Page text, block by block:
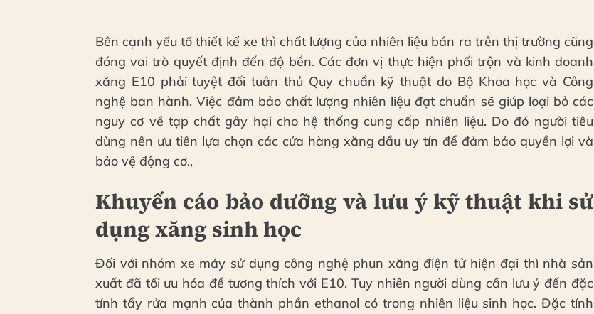
Bên cạnh yếu tố thiết kế xe thì chất lượng của nhiên liệu bán ra trên thị trường cũng
đóng vai trò quyết định đến độ bền. Các đơn vị thực hiện phối trộn và kinh doanh
xăng E10 phải tuyệt đối tuân thủ Quy chuẩn kỹ thuật do Bộ Khoa học và Công
nghệ ban hành. Việc đảm bảo chất lượng nhiên liệu đạt chuẩn sẽ giúp loại bỏ các
nguy cơ về tạp chất gây hại cho hệ thống cung cấp nhiên liệu. Do đó người tiêu
dùng nên ưu tiên lựa chọn các cửa hàng xăng dầu uy tín để đảm bảo quyền lợi và
bảo vệ động cơ.,
Khuyến cáo bảo dưỡng và lưu ý kỹ thuật khi sử
dụng xăng sinh học
Đối với nhóm xe máy sử dụng công nghệ phun xăng điện tử hiện đại thì nhà sản
xuất đã tối ưu hóa để tương thích với E10. Tuy nhiên người dùng cần lưu ý đến đặc
tính tẩy rửa mạnh của thành phần ethanol có trong nhiên liệu sinh học. Đặc tính